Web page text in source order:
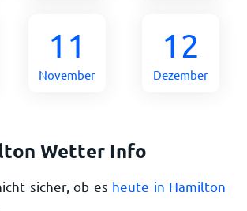
11
November
12
Dezember
Wetter Info
sicher, ob es heute in Hamilton